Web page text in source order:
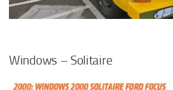
Windows – Solitaire